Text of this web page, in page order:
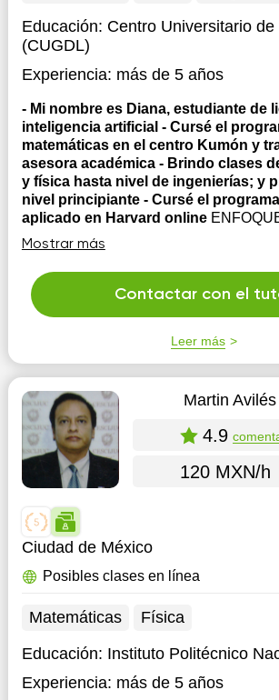
Educación: Centro Universitario
(CUGDL)
Experiencia: más de 5 años
- Mi nombre es Diana, estudiante de
inteligencia artificial - Cursé el
matemáticas en el centro Kumón y
asesora académica - Brindo clases
y física hasta nivel de ingenierías; y
nivel principiante - Cursé el
aplicado en Harvard online
por darle mucha importancia a que mi
aplicar las matemáticas para resolver
vida real. Además , enfatizando en que
resultados que obtiene al calcular. Desarrollo clases
personalizadas a la necesidad de cada
Mostrar más
Contactar con el
Leer más
Martin
4.9
120 MXN/h
Ciudad de México
Posibles clases en línea
Matemáticas
Física
Educación: Instituto Politécnico
Experiencia: más de 5 años